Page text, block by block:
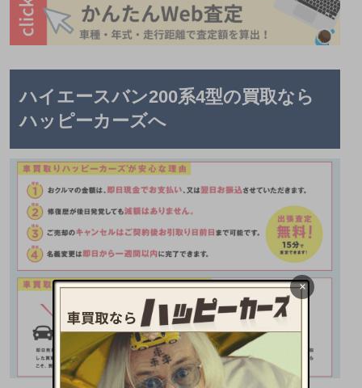
ハイエースバン200系4型の買取なら
ハッピーカーズへ
×